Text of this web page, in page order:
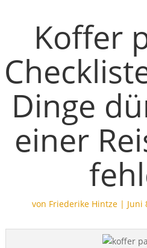
Koffer
Dinge
einer
von Friederike Hintze | Juni